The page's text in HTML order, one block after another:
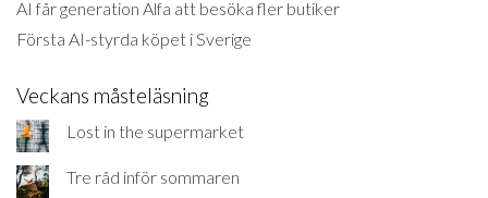
AI får generation Alfa att besöka fler butiker
Första AI-styrda köpet i Sverige
Veckans måsteläsning
Lost in the supermarket
Tre råd inför sommaren